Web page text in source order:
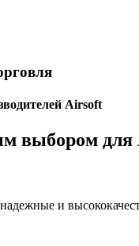
Airsoft
выбором
и